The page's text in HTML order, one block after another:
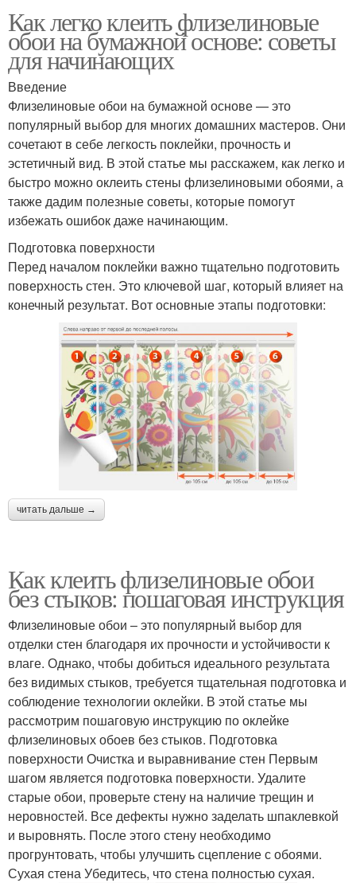
Как легко клеить флизелиновые
обои на бумажной основе: советы
для начинающих
Введение
Флизелиновые обои на бумажной основе — это
популярный выбор для многих домашних мастеров. Они
сочетают в себе легкость поклейки, прочность и
эстетичный вид. В этой статье мы расскажем, как легко и
быстро можно оклеить стены флизелиновыми обоями, а
также дадим полезные советы, которые помогут
избежать ошибок даже начинающим.
Подготовка поверхности
Перед началом поклейки важно тщательно подготовить
поверхность стен. Это ключевой шаг, который влияет на
конечный результат. Вот основные этапы подготовки:
читать дальше →
Как клеить флизелиновые обои
без стыков: пошаговая инструкция
Флизелиновые обои – это популярный выбор для
отделки стен благодаря их прочности и устойчивости к
влаге. Однако, чтобы добиться идеального результата
без видимых стыков, требуется тщательная подготовка и
соблюдение технологии оклейки. В этой статье мы
рассмотрим пошаговую инструкцию по оклейке
флизелиновых обоев без стыков. Подготовка
поверхности Очистка и выравнивание стен Первым
шагом является подготовка поверхности. Удалите
старые обои, проверьте стену на наличие трещин и
неровностей. Все дефекты нужно заделать шпаклевкой
и выровнять. После этого стену необходимо
прогрунтовать, чтобы улучшить сцепление с обоями.
Сухая стена Убедитесь, что стена полностью сухая.